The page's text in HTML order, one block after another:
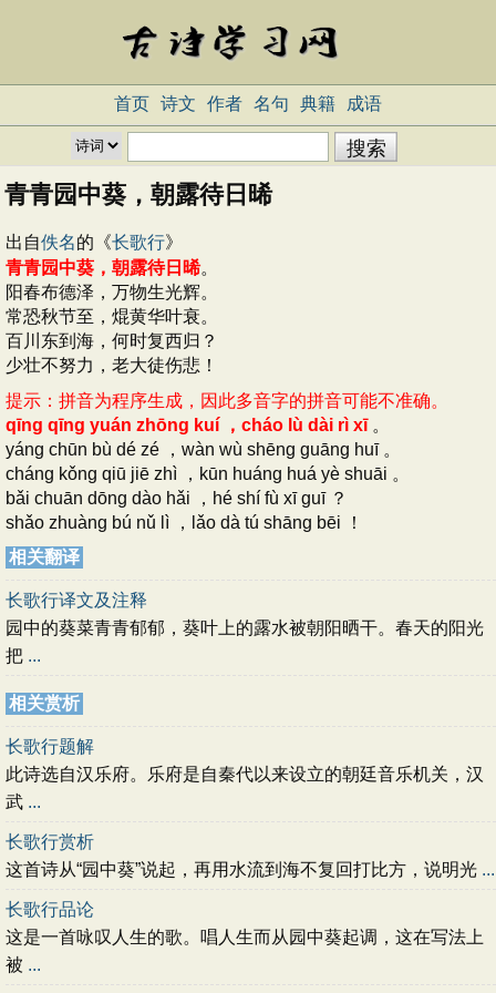
首页 诗文 作者 名句 典籍 成语
青青园中葵，朝露待日晞
出自佚名的《长歌行》
青青园中葵，朝露待日晞。
阳春布德泽，万物生光辉。
常恐秋节至，焜黄华叶衰。
百川东到海，何时复西归？
少壮不努力，老大徒伤悲！
提示：拼音为程序生成，因此多音字的拼音可能不准确。
qīng qīng yuán zhōng kuí ，cháo lù dài rì xī 。
yáng chūn bù dé zé ，wàn wù shēng guāng huī 。
cháng kǒng qiū jiē zhì ，kūn huáng huá yè shuāi 。
bǎi chuān dōng dào hǎi ，hé shí fù xī guī ？
shǎo zhuàng bú nǔ lì ，lǎo dà tú shāng bēi ！
相关翻译
长歌行译文及注释
园中的葵菜青青郁郁，葵叶上的露水被朝阳晒干。春天的阳光
把 ...
相关赏析
长歌行题解
此诗选自汉乐府。乐府是自秦代以来设立的朝廷音乐机关，汉
武 ...
长歌行赏析
这首诗从“园中葵”说起，再用水流到海不复回打比方，说明光 ...
长歌行品论
这是一首咏叹人生的歌。唱人生而从园中葵起调，这在写法上
被 ...